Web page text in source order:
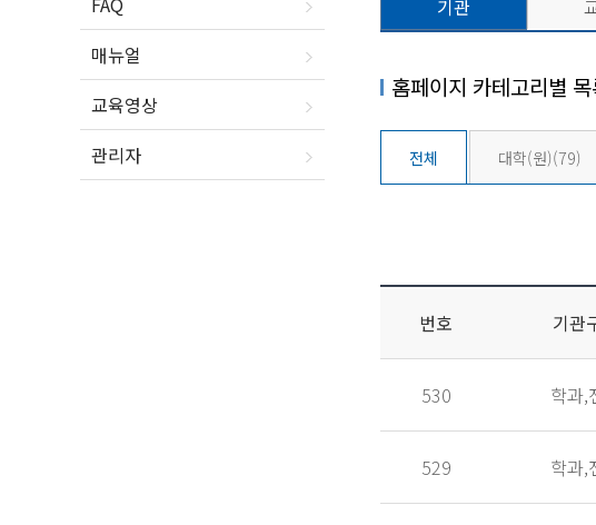
매뉴얼
교육영상
관리자
기관
홈페이지 카테고리별
전체 대학(원)(79)
번호 기관
530 학과,
529 학과,